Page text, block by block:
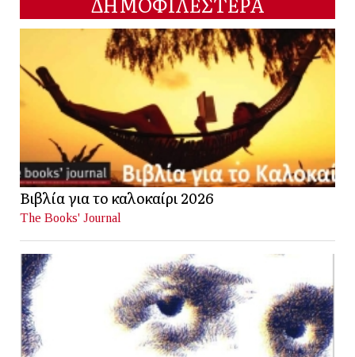
Βιβλία για το καλοκαίρι 2026
The Books' Journal